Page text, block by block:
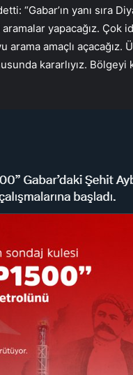
“Gabar’ın yanı sıra
yapacağız. Çok
arama amaçlı açacağız.
kararlıyız. Bölgeyi